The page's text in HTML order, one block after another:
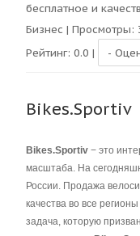
бесплатное и
Бизнес | Просмотры:
Рейтинг: 0.0 |
Bikes.Sportiv
Bikes.Sportiv − это
масштаба. На
России. Продажа
качества во все
задача, которую